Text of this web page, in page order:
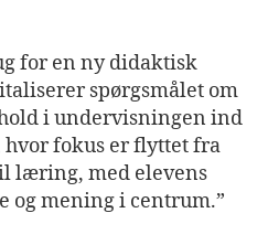
for en ny didaktisk
spørgsmålet om
i undervisningen ind
fokus er flyttet fra
læring, med elevens
og mening i centrum.”